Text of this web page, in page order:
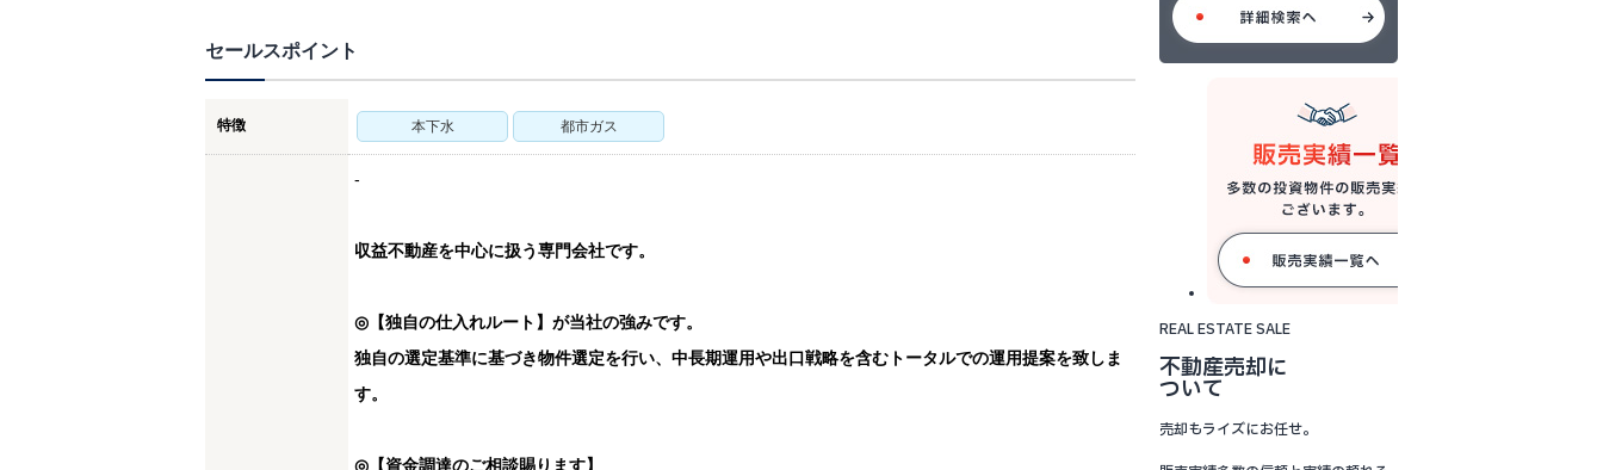
セールスポイント
特徴 本下水 都市ガス
-
収益不動産を中心に扱う専門会社です。
◎【独自の仕入れルート】が当社の強みです。
独自の選定基準に基づき物件選定を行い、中長期運用や出口戦略を含むトータルでの運用提案を致しま
す。
◎【資金調達のご相談賜ります】
REAL ESTATE SALE
不動産売却に
ついて
売却もライズにお任せ。